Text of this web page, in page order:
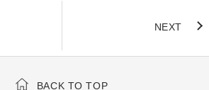
NEXT
BACK TO TOP